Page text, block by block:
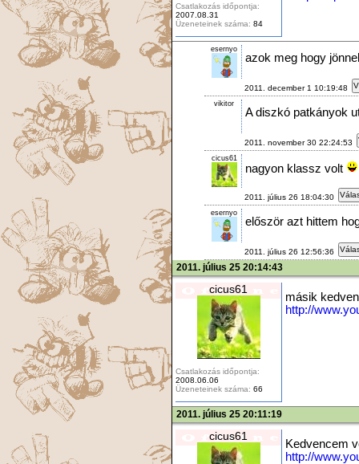
Csatlakozás időpontja:
2007.08.31
Üzeneteinek száma: 84
esernyo
azok meg hogy
2011. december 1 10:19:48
vikitor
A diszkó patkányok
2011. november 30 22:24:53
cicus61
nagyon klassz volt
2011. július 26 18:04:30
esernyo
először azt hittem
2011. július 26 12:56:36
2011. július 25 20:14:43
cicus61
Csatlakozás időpontja:
2008.06.06
Üzeneteinek száma: 66
másik
http://
2011. július 25 20:11:19
cicus61
Kedvencem
http://